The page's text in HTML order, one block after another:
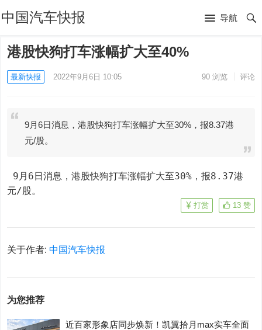
中国汽车快报 导航
港股快狗打车涨幅扩大至40%
最新快报 2022年9月6日 10:05 90浏览 评论
9月6日消息，港股快狗打车涨幅扩大至30%，报8.37港
元/股。
元/股。
13 赞
打赏
关于作者:中国汽车快报
为您推荐
近百家形象店同步焕新！凯翼拾月max实车全面